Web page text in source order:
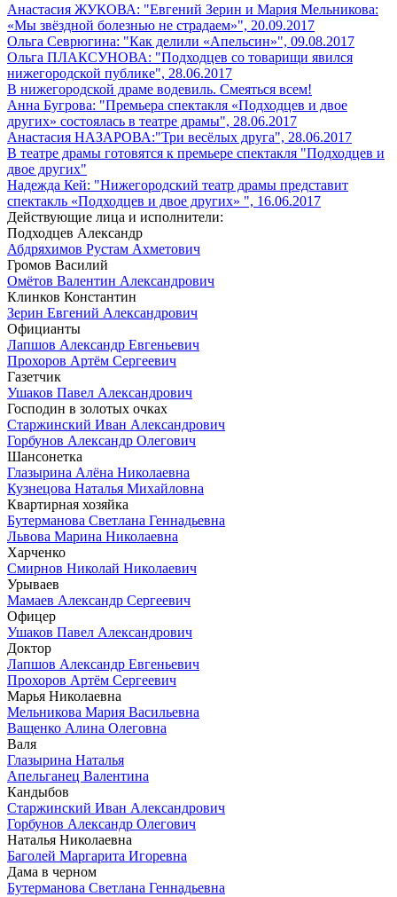
Анастасия ЖУКОВА: "Евгений Зерин и Мария Мельникова:
«Мы звёздной болезнью не страдаем»", 20.09.2017
Ольга Севрюгина: "Как делили «Апельсин»", 09.08.2017
Ольга ПЛАКСУНОВА: "Подходцев со товарищи явился
нижегородской публике", 28.06.2017
В нижегородской драме водевиль. Смеяться всем!
Анна Бугрова: "Премьера спектакля «Подходцев и двое
других» состоялась в театре драмы", 28.06.2017
Анастасия НАЗАРОВА:"Три весёлых друга", 28.06.2017
В театре драмы готовятся к премьере спектакля "Подходцев и
двое других"
Надежда Кей: "Нижегородский театр драмы представит
спектакль «Подходцев и двое других» ", 16.06.2017
Действующие лица и исполнители:
Подходцев Александр
Абдряхимов Рустам Ахметович
Громов Василий
Омётов Валентин Александрович
Клинков Константин
Зерин Евгений Александрович
Официанты
Лапшов Александр Евгеньевич
Прохоров Артём Сергеевич
Газетчик
Ушаков Павел Александрович
Господин в золотых очках
Старжинский Иван Александрович
Горбунов Александр Олегович
Шансонетка
Глазырина Алёна Николаевна
Кузнецова Наталья Михайловна
Квартирная хозяйка
Бутерманова Светлана Геннадьевна
Львова Марина Николаевна
Харченко
Смирнов Николай Николаевич
Урываев
Мамаев Александр Сергеевич
Офицер
Ушаков Павел Александрович
Доктор
Лапшов Александр Евгеньевич
Прохоров Артём Сергеевич
Марья Николаевна
Мельникова Мария Васильевна
Ващенко Алина Олеговна
Валя
Глазырина Наталья
Апельганец Валентина
Кандыбов
Старжинский Иван Александрович
Горбунов Александр Олегович
Наталья Николаевна
Баголей Маргарита Игоревна
Дама в черном
Бутерманова Светлана Геннадьевна